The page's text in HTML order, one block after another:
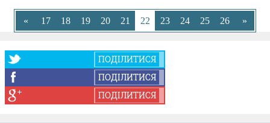
КОНФЛІКТ ІНТЕРЕСІВ
НОРМАТИВИ НАВАНТАЖЕННЯ
« 17 18 19 20 21 22 23 24 25 26 »
ПОДІЛИТИСЯ
ПОДІЛИТИСЯ
ПОДІЛИТИСЯ